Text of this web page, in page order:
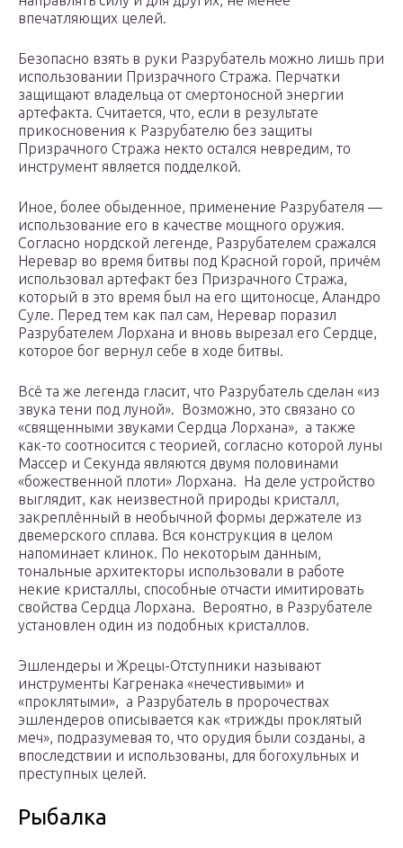
впечатляющих целей.
Безопасно взять в руки Разрубатель можно лишь при
использовании Призрачного Стража. Перчатки
защищают владельца от смертоносной энергии
артефакта. Считается, что, если в результате
прикосновения к Разрубателю без защиты
Призрачного Стража некто остался невредим, то
инструмент является подделкой.
Иное, более обыденное, применение Разрубателя —
использование его в качестве мощного оружия.
Согласно нордской легенде, Разрубателем сражался
Неревар во время битвы под Красной горой, причём
использовал артефакт без Призрачного Стража,
который в это время был на его щитоносце, Аландро
Суле. Перед тем как пал сам, Неревар поразил
Разрубателем Лорхана и вновь вырезал его Сердце,
которое бог вернул себе в ходе битвы.
Всё та же легенда гласит, что Разрубатель сделан «из
звука тени под луной». Возможно, это связано со
«священными звуками Сердца Лорхана», а также
как-то соотносится с теорией, согласно которой луны
Массер и Секунда являются двумя половинами
«божественной плоти» Лорхана. На деле устройство
выглядит, как неизвестной природы кристалл,
закреплённый в необычной формы держателе из
двемерского сплава. Вся конструкция в целом
напоминает клинок. По некоторым данным,
тональные архитекторы использовали в работе
некие кристаллы, способные отчасти имитировать
свойства Сердца Лорхана. Вероятно, в Разрубателе
установлен один из подобных кристаллов.
Эшлендеры и Жрецы-Отступники называют
инструменты Кагренака «нечестивыми» и
«проклятыми», а Разрубатель в пророчествах
эшлендеров описывается как «трижды проклятый
меч», подразумевая то, что орудия были созданы, а
впоследствии и использованы, для богохульных и
преступных целей.
Рыбалка